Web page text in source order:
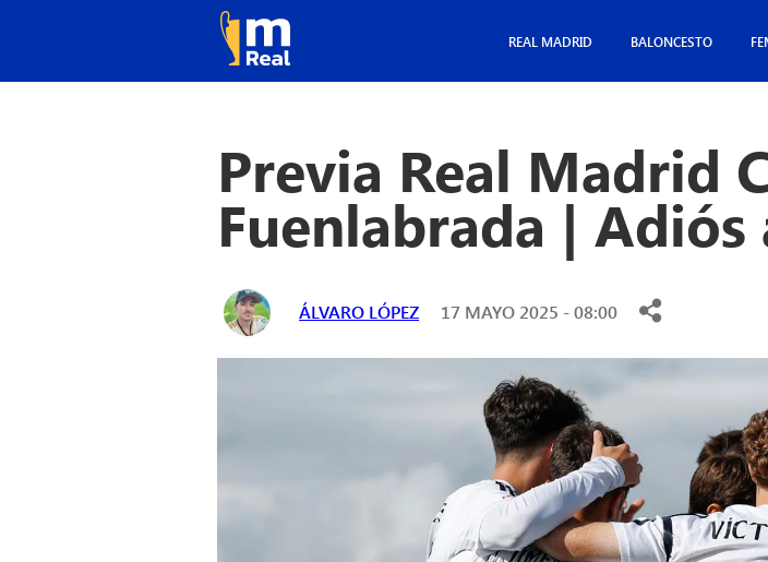
REAL MADRID BALONCESTO
Previa Real Madrid
Fuenlabrada |
ÁLVARO LÓPEZ 17 MAYO 2025 - 08:00